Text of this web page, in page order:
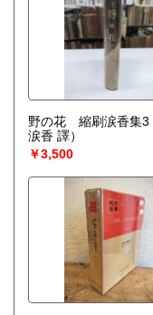
野の花 縮刷涙香集3
涙香 譯）
￥3,500